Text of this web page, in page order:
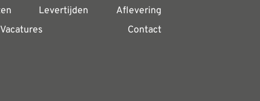
Levertijden
Aflevering
Vacatures Contact